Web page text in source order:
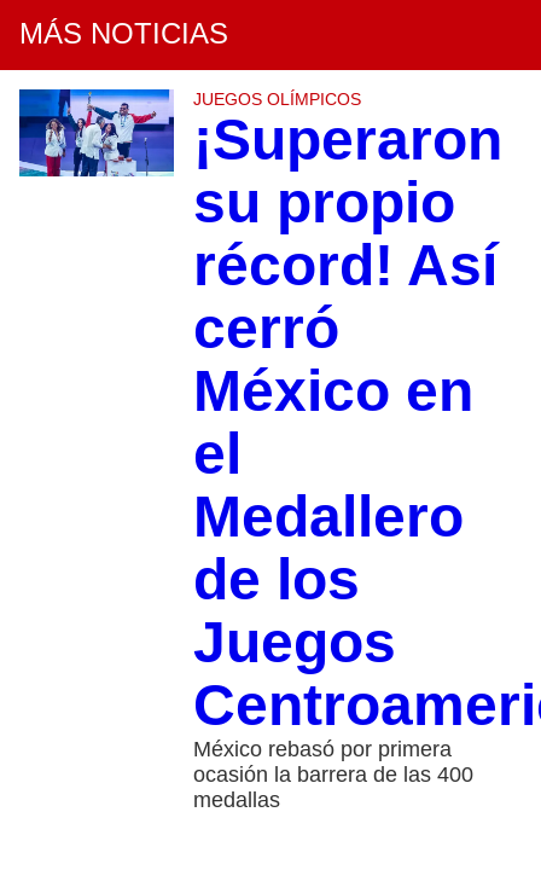
MÁS NOTICIAS
JUEGOS OLÍMPICOS
¡Superaron
su propio
récord! Así
cerró
México en
el
Medallero
de los
Juegos
México rebasó por primera
ocasión la barrera de las 400
medallas